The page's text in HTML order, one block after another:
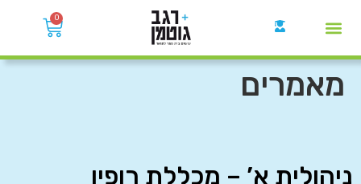
0
מאמרים
ניהולית א’ – מכללת רופין